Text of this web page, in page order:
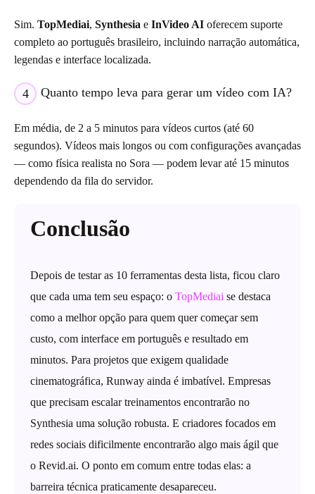
Sim. TopMediai, Synthesia e InVideo AI oferecem suporte
completo ao português brasileiro, incluindo narração automática,
legendas e interface localizada.
4 Quanto tempo leva para gerar um vídeo com IA?
Em média, de 2 a 5 minutos para vídeos curtos (até 60
segundos). Vídeos mais longos ou com configurações avançadas
— como física realista no Sora — podem levar até 15 minutos
dependendo da fila do servidor.
Conclusão
Depois de testar as 10 ferramentas desta lista, ficou claro
que cada uma tem seu espaço: o TopMediai se destaca
como a melhor opção para quem quer começar sem
custo, com interface em português e resultado em
minutos. Para projetos que exigem qualidade
cinematográfica, Runway ainda é imbatível. Empresas
que precisam escalar treinamentos encontrarão no
Synthesia uma solução robusta. E criadores focados em
redes sociais dificilmente encontrarão algo mais ágil que
o Revid.ai. O ponto em comum entre todas elas: a
barreira técnica praticamente desapareceu.